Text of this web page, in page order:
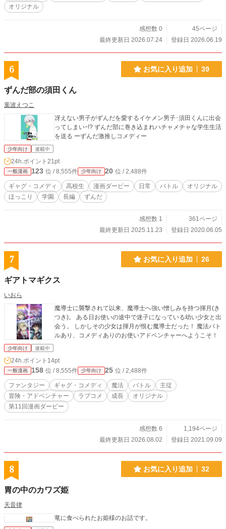
オリジナル
感想数 0
45ページ
最終更新日 2026.07.24
登録日 2026.06.19
6 お気に入り追加 39
ずんだ部の須田くん
葉波えつこ
冴えない男子がずんだを愛するイケメン男子･須田くんに出会
ってしまいｰ!? ずんだ部に巻き込まれハチャメチャな学生生活
を送る ーずんだ激推しコメディー
少年向け 連載中
24h.ポイント 21pt
一般漫画 123 位 / 8,555件 少年向け 20 位 / 2,488件
ギャグ・コメディ 高校生 漫画ダービー 日常 バトル
オリジナル
ほっこり
学園 長編 ずんだ
感想数 1
361ページ
最終更新日 2025.11.23
登録日 2020.06.05
7 お気に入り追加 26
ギアトマギクス
いおら
魔導士に襲撃されて以来、魔導士へ強い憎しみを持つ揮月(き
つき)。 ある日お使いの途中で迷子になっている幼い少女と出
会う。 しかしその少女は揮月が恨む魔導士だった！ 魔法バト
ルあり、コメディありのお使いアドベンチャーへようこそ！
少年向け 連載中
24h.ポイント 14pt
一般漫画 158 位 / 8,555件 少年向け 25 位 / 2,488件
ファンタジー ギャグ・コメディ 魔法 バトル
主従
冒険・アドベンチャー
ラブコメ 成長
オリジナル
第11回漫画ダービー
感想数 6
1,194ページ
最終更新日 2026.08.02
登録日 2021.09.09
8 お気に入り追加 32
胃の中のカワズ姫
天音律
竜に食べられたお姫様のお話です。